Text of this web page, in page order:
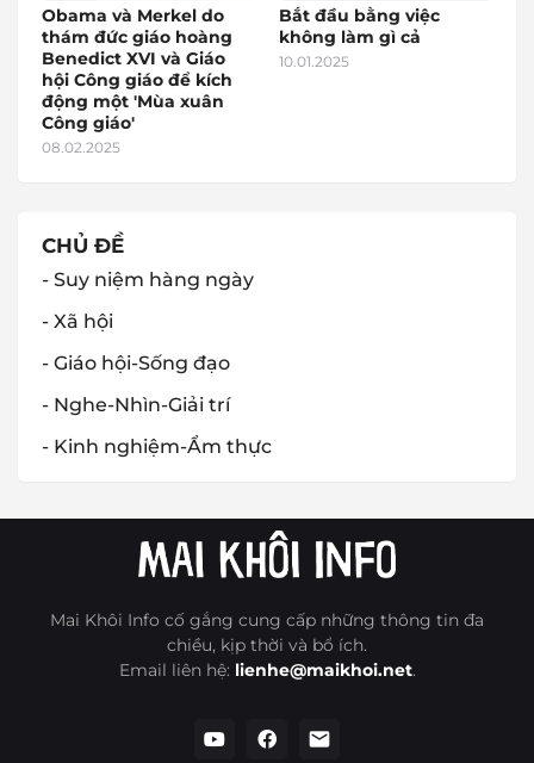
Obama và Merkel do
thám đức giáo hoàng
Benedict XVI và Giáo
hội Công giáo để kích
động một 'Mùa xuân
Công giáo'
08.02.2025
Bắt đầu bằng việc
không làm gì cả
10.01.2025
CHỦ ĐỀ
- Suy niệm hàng ngày
- Xã hội
- Giáo hội-Sống đạo
- Nghe-Nhìn-Giải trí
- Kinh nghiệm-Ẩm thực
Mai Khôi Info cố gắng cung cấp những thông tin đa
chiều, kịp thời và bổ ích.
Email liên hệ: lienhe@maikhoi.net.